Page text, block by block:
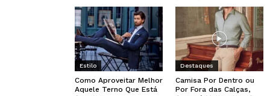
Estilo
Como Aproveitar Melhor
Aquele Terno Que Está
Destaques
Camisa Por Dentro ou
Por Fora das Calças,